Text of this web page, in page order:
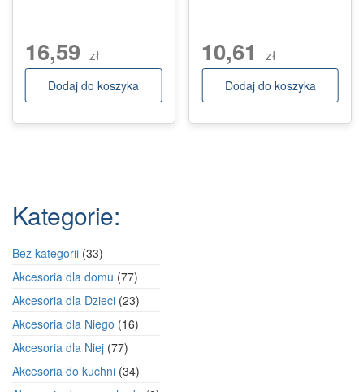
16,59 zł
Dodaj do koszyka
10,61 zł
Dodaj do koszyka
Kategorie:
Bez kategorii 3333
produkty
Akcesoria dla domu 7777
produktów
Akcesoria dla Dzieci 2323
produkty
Akcesoria dla Niego 1616
Akcesoria dla Niej 7777
produktów
Akcesoria do kuchni 3434
produkty